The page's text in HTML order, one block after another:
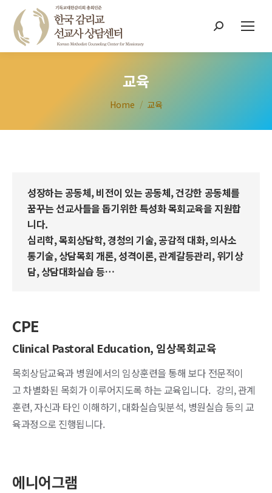
Search:
교육
You are here:
Home 교육
성장하는 공동체, 비전이 있는 공동체, 건강한 공동체를
꿈꾸는 선교사들을 돕기위한 특성화 목회교육을 지원합
니다.
심리학, 목회상담학, 경청의 기술, 공감적 대화, 의사소
통기술, 상담목회 개론, 성격이론, 관계갈등관리, 위기상
담, 상담대화실습 등…
CPE
Clinical Pastoral Education, 임상목회교육
목회상담교육과 병원에서의 임상훈련을 통해 보다 전문적이
고 차별화된 목회가 이루어지도록 하는 교육입니다. 강의, 관계
훈련, 자신과 타인 이해하기, 대화실습및분석, 병원실습 등의 교
육과정으로 진행됩니다.
에니어그램